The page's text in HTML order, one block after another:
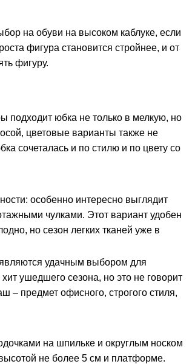
на обуви на высоком каблуке, если
фигура становится стройнее, и от
фигуру.
юбка не только в мелкую, но
цветовые варианты также не
сочеталась и по стилю и по цвету со
особенно интересно выглядит
чулками. Этот вариант удобен
но сезон легких тканей уже в
удачным выбором для
ушедшего сезона, но это не говорит
– предмет офисного, строгого стиля,
на шпильке и округлым носком
не более 5 см и платформе.